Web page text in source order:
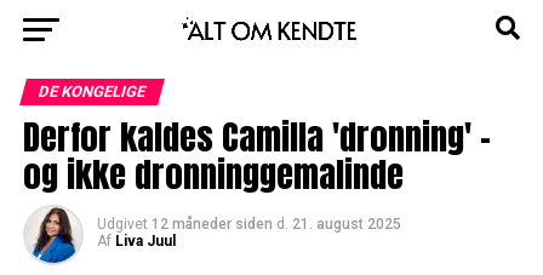
DE KONGELIGE
Derfor kaldes Camilla 'dronning' –
og ikke dronninggemalinde
Udgivet 12 måneder siden d. 21. august 2025
Af Liva Juul